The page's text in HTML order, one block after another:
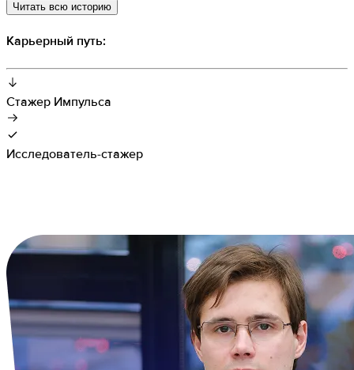
Читать всю историю
Карьерный путь:
Стажер Импульса
Исследователь-стажер